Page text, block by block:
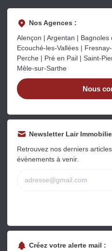
Nos Agences :
Alençon | Argentan | Bagnoles
Ecouché-les-Vallées |
Perche | Pré en Pail | Saint-
Mêle-sur-Sarthe
Nous
Newsletter Lair
Retrouvez nos derniers
évènements à venir.
Créez votre alerte mail :